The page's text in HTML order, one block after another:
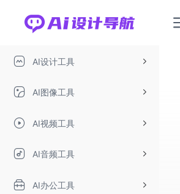
AI设计工具
AI图像工具
AI视频工具
AI音频工具
AI办公工具